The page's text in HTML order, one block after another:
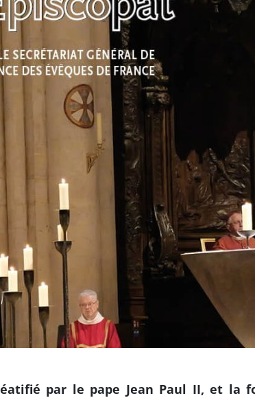
par le pape Jean Paul II, et la